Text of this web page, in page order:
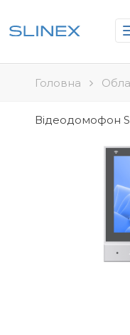
Головна
Відеодомофон